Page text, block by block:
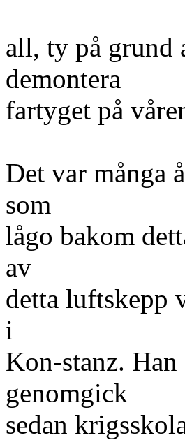
all, ty på grund
demontera
fartyget på
Det var många
som
lågo bakom
av
detta luftskepp
i
Kon-stanz.
genomgick
sedan